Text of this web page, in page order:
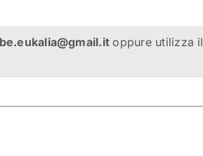
oppure utilizza il